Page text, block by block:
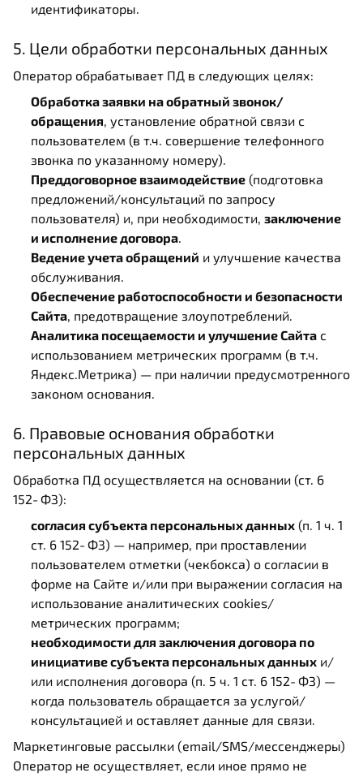
идентификаторы.
5. Цели обработки персональных данных
Оператор обрабатывает ПД в следующих целях:
Обработка заявки на обратный звонок/
обращения, установление обратной связи с
пользователем (в т.ч. совершение телефонного
звонка по указанному номеру).
Преддоговорное взаимодействие (подготовка
предложений/консультаций по запросу
пользователя) и, при необходимости, заключение
и исполнение договора.
Ведение учета обращений и улучшение качества
обслуживания.
Обеспечение работоспособности и безопасности
Сайта, предотвращение злоупотреблений.
Аналитика посещаемости и улучшение Сайта с
использованием метрических программ (в т.ч.
Яндекс.Метрика) — при наличии предусмотренного
законом основания.
6. Правовые основания обработки
персональных данных
Обработка ПД осуществляется на основании (ст. 6
152‑ФЗ):
согласия субъекта персональных данных (п. 1 ч. 1
ст. 6 152‑ФЗ) — например, при проставлении
пользователем отметки (чекбокса) о согласии в
форме на Сайте и/или при выражении согласия на
использование аналитических cookies/
метрических программ;
необходимости для заключения договора по
инициативе субъекта персональных данных и/
или исполнения договора (п. 5 ч. 1 ст. 6 152‑ФЗ) —
когда пользователь обращается за услугой/
консультацией и оставляет данные для связи.
Маркетинговые рассылки (email/SMS/мессенджеры)
Оператор не осуществляет, если иное прямо не